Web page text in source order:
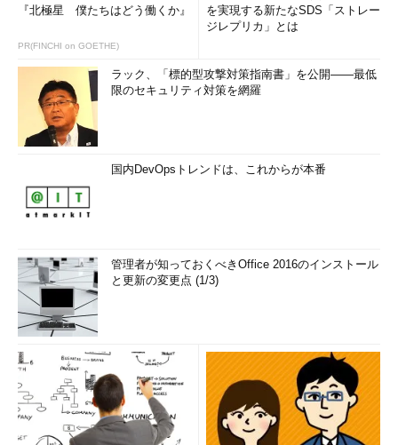
『北極星 僕たちはどう働くか』
PR(FINCHI on GOETHE)
を実現する新たなSDS「ストレー
ジレプリカ」とは
ラック、「標的型攻撃対策指南書」を公開――最低
限のセキュリティ対策を網羅
国内DevOpsトレンドは、これからが本番
管理者が知っておくべきOffice 2016のインストール
と更新の変更点 (1/3)